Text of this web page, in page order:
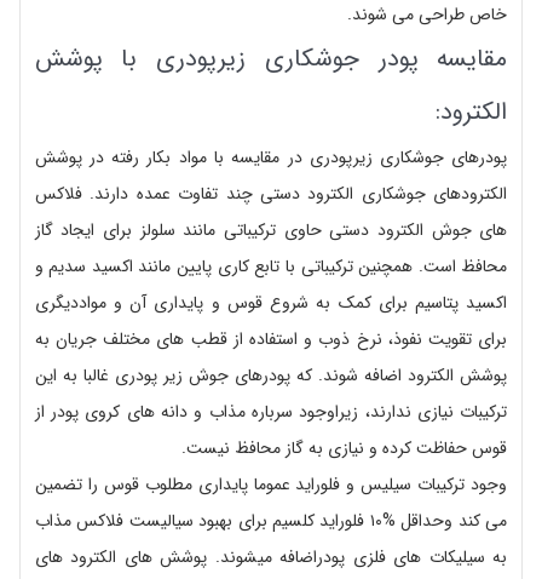
خاص طراحی می شوند.
مقایسه پودر جوشکاری زیرپودری با پوشش
الکترود:
پودرهای جوشکاری زیرپودری در مقایسه با مواد بکار رفته در پوشش
الکترودهای جوشکاری الکترود دستی چند تفاوت عمده دارند. فلاکس
های جوش الکترود دستی حاوی ترکیباتی مانند سلولز برای ایجاد گاز
محافظ است. همچنین ترکیباتی با تابع کاری پایین مانند اکسید سدیم و
اکسید پتاسیم برای کمک به شروع قوس و پایداری آن و مواددیگری
برای تقویت نفوذ، نرخ ذوب و استفاده از قطب های مختلف جریان به
پوشش الکترود اضافه شوند. که پودرهای جوش زیر پودری غالبا به این
ترکیبات نیازی ندارند، زیراوجود سرباره مذاب و دانه های کروی پودر از
قوس حفاظت کرده و نیازی به گاز محافظ نیست.
وجود ترکیبات سیلیس و فلوراید عموما پایداری مطلوب قوس را تضمین
می کند وحداقل %۱۰ فلوراید کلسیم برای بهبود سیالیست فلاکس مذاب
به سیلیکات های فلزی پودراضافه میشوند. پوشش های الکترود های